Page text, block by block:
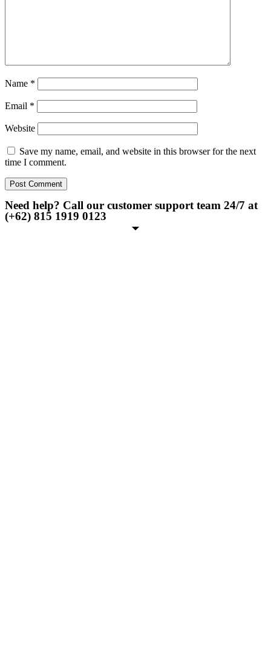
Name *
Email *
Website
Save my name, email, and website in this browser for the next
time I comment.
Need help? Call our customer support team 24/7 at
(+62) 815 1919 0123